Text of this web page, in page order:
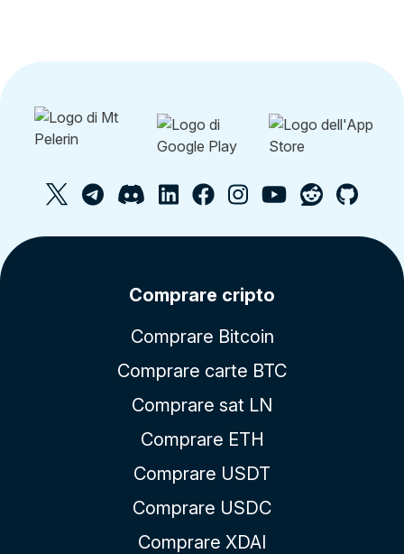
Comprare cripto
Comprare Bitcoin
Comprare carte BTC
Comprare sat LN
Comprare ETH
Comprare USDT
Comprare USDC
Comprare XDAI